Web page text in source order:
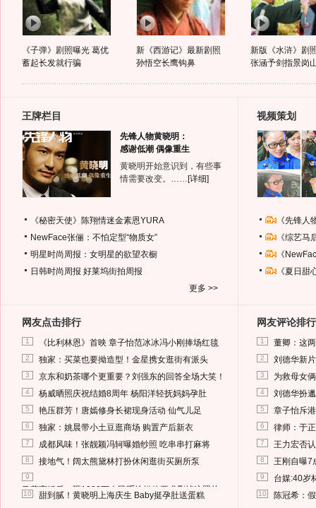
《子弹》剧照曝光 葛优
蓄起长发就行骗
新《西游记》最新剧照
孙悟空长鹰钩鼻
新版《水浒》剧
张涵予剑指景岗
王牌栏目
先锋人物黄晓明：
感谢低潮 偶像重生
黄晓明开始意识到，有些事
情需要改变。…… [详细]
《秘密天使》陈翔情迷金素恩YURA
NewFace张俪：不怕定型“物质女”
明星时尚周报：女明星的欲望衣橱
日韩时尚周报 好莱坞街拍周报
更多 >>
视频策划
《先锋
《综艺
《
《夏日
网友点击排行
1 《比利林恩》首映 章子怡范冰冰冯小刚捧场红毯
2 独家：买菜也要拗造型！金星携女逛街有派头
3 京东和奶茶哪个更重要？刘强东的回答全场大笑！
4 杨威晒照庆祝结婚8周年 杨阳洋轻抚妈妈孕肚
5 艳压群芳！唐嫣修身长裙现身活动 仙气儿足
6 独家：姚晨带小土豆逛商场 购置产后新衣
7 成都风味！张靓颖冯轲曝婚纱照 吃串串打麻将
8 接地气！阔太熊黛林打扮休闲逛街买厕所泵
9
马蓉离婚后，砸1000万人民币给媒体要求删掉这照片
10 甜到腻！黄晓明上海庆生 Baby挺孕肚送蛋糕
网友评论排行
1 董卿：这
2 刘德华新
3 为救母女
4 刘德华扮
5 章子怡斥
6 律师：于
7 王力宏否
8 王刚自曝7
9 台媒:40岁
10 陈冠希：